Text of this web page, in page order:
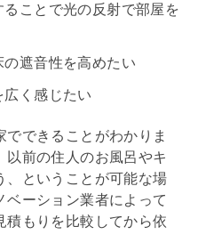
ことで光の反射で部屋を
遮音性を高めたい
く感じたい
できることがわかりま
前の住人のお風呂やキ
、ということが可能な場
ベーション業者によって
積もりを比較してから依